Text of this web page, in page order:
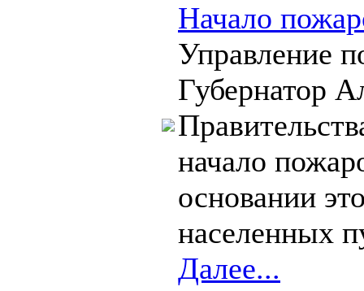
Начало
Управление
Губернатор
начало
основании
населенных
Далее...